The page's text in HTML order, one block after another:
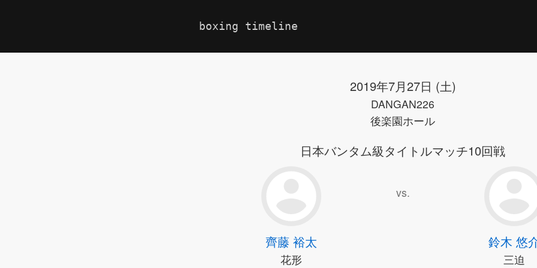
boxing timeline
2019年7月27日 (土)
DANGAN226
後楽園ホール
日本バンタム級タイトルマッチ10回戦
齊藤 裕太
花形
vs.
鈴木 悠
三迫